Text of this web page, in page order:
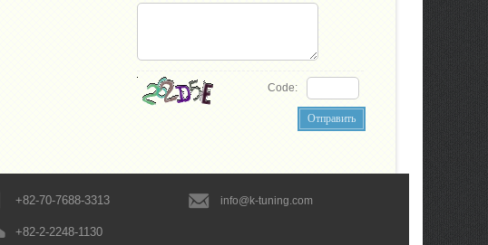
Code:
+82-70-7688-3313 info@k-tuning.com
+82-2-2248-1130